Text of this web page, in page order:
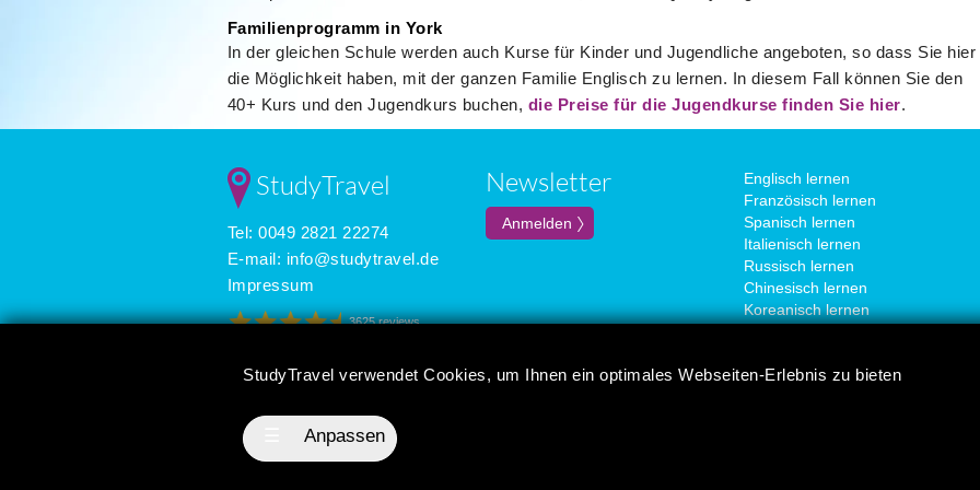
Familienprogramm in York
In der gleichen Schule werden auch Kurse für Kinder und Jugendliche angeboten, so dass Sie hier
die Möglichkeit haben, mit der ganzen Familie Englisch zu lernen. In diesem Fall können Sie den
40+ Kurs und den Jugendkurs buchen, die Preise für die Jugendkurse finden Sie hier.
StudyTravel verwendet Cookies, um Ihnen ein optimales Webseiten-Erlebnis zu bieten
Anpassen
StudyTravel
Tel: 0049 2821 22274
E-mail: info@studytravel.de
Impressum
3625 reviews
Newsletter
Englisch lernen
Französisch lernen
Spanisch lernen
Italienisch lernen
Russisch lernen
Chinesisch lernen
Koreanisch lernen
Deutsch lernen